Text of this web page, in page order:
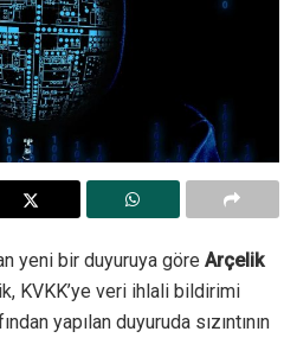
yeni bir duyuruya göre Arçelik
KVKK’ye veri ihlali bildirimi
yapılan duyuruda sızıntının